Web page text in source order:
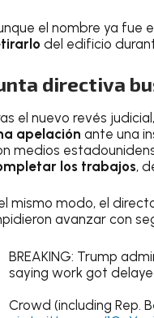
el nombre ya fue
del edificio
directiva
el nuevo revés judicial,
apelación ante una
medios
los trabajos,
mismo modo, el
avanzar con
BREAKING: Trump
saying work got
Crowd (including Rep.